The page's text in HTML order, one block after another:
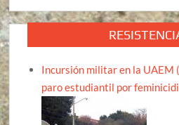
Incursión militar en la UAEM
paro estudiantil por